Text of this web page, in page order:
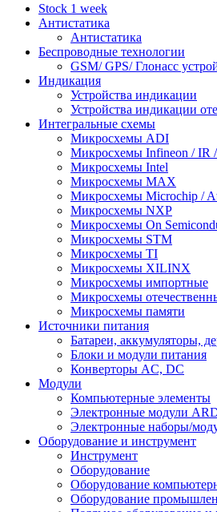
Stock 1 week
Антистатика
Антистатика
Беспроводные технологии
GSM/ GPS/ Глонасс
Индикация
Устройства индикации
Устройства индикации
Интегральные схемы
Микросхемы ADI
Микросхемы Infineon / IR /
Микросхемы Intel
Микросхемы MAX
Микросхемы Microchip /
Микросхемы NXP
Микросхемы On
Микросхемы STM
Микросхемы TI
Микросхемы XILINX
Микросхемы импортные
Микросхемы
Микросхемы памяти
Источники питания
Батареи, аккумуляторы,
Блоки и модули питания
Конверторы AC, DC
Модули
Компьютерные элементы
Электронные модули
Электронные наборы/
Оборудование и инструмент
Инструмент
Оборудование
Оборудование
Оборудование